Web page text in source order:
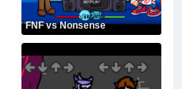
FNF vs Nonsense